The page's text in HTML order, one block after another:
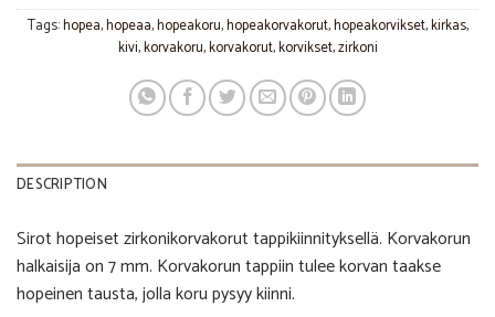
Tags:hopea,hopeaa,hopeakoru,hopeakorvakorut,hopeakorvikset,kirkas,
kivi,korvakoru,korvakorut,korvikset,zirkoni
DESCRIPTION
Sirot hopeiset zirkonikorvakorut tappikiinnityksellä. Korvakorun
halkaisija on 7 mm. Korvakorun tappiin tulee korvan taakse
hopeinen tausta, jolla koru pysyy kiinni.